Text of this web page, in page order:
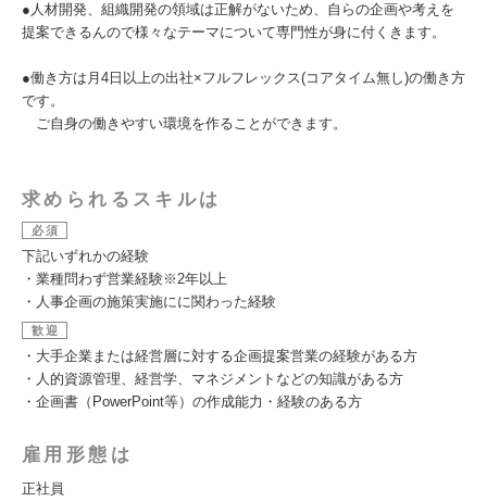
●人材開発、組織開発の領域は正解がないため、自らの企画や考えを
提案できるんので様々なテーマについて専門性が身に付くきます。
●働き方は月4日以上の出社×フルフレックス(コアタイム無し)の働き方
です。
ご自身の働きやすい環境を作ることができます。
求められるスキルは
必須
下記いずれかの経験
・業種問わず営業経験※2年以上
・人事企画の施策実施にに関わった経験
歓迎
・大手企業または経営層に対する企画提案営業の経験がある方
・人的資源管理、経営学、マネジメントなどの知識がある方
・企画書（PowerPoint等）の作成能力・経験のある方
雇用形態は
正社員